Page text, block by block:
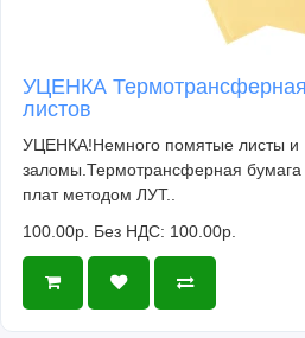
УЦЕНКА
листов
УЦЕНКА!Немного помятые листы и
заломы.Термотрансферная бумага
плат методом ЛУТ..
100.00р. Без НДС: 100.00р.